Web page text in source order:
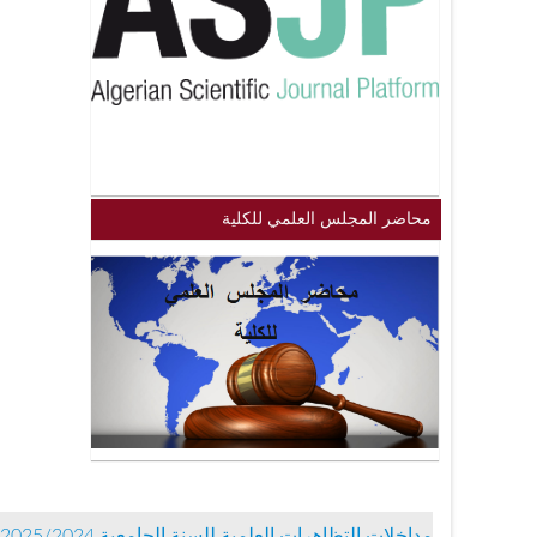
محاضر المجلس العلمي للكلية